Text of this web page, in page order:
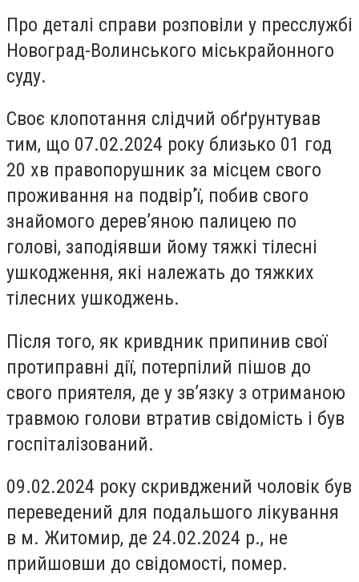
Про деталі справи розповіли у пресслужбі
Новоград-Волинського міськрайонного
суду.
Своє клопотання слідчий обґрунтував
тим, що 07.02.2024 року близько 01 год
20 хв правопорушник за місцем свого
проживання на подвір’ї, побив свого
знайомого дерев’яною палицею по
голові, заподіявши йому тяжкі тілесні
ушкодження, які належать до тяжких
тілесних ушкоджень.
Після того, як кривдник припинив свої
протиправні дії, потерпілий пішов до
свого приятеля, де у зв’язку з отриманою
травмою голови втратив свідомість і був
госпіталізований.
09.02.2024 року скривджений чоловік був
переведений для подальшого лікування
в м. Житомир, де 24.02.2024 р., не
прийшовши до свідомості, помер.